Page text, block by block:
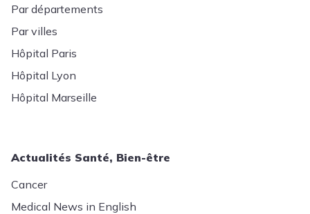
Par départements
Par villes
Hôpital Paris
Hôpital Lyon
Hôpital Marseille
Actualités Santé, Bien-être
Cancer
Medical News in English